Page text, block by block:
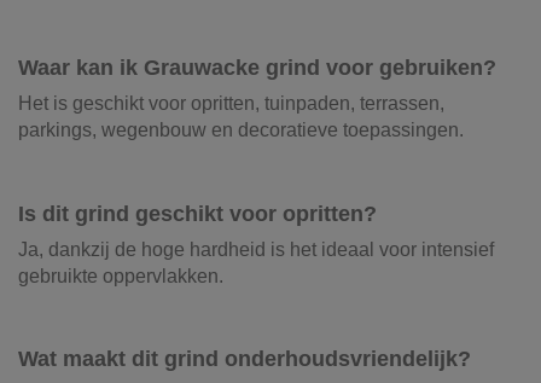
Waar kan ik Grauwacke grind voor gebruiken?
Het is geschikt voor opritten, tuinpaden, terrassen,
parkings, wegenbouw en decoratieve toepassingen.
Is dit grind geschikt voor opritten?
Ja, dankzij de hoge hardheid is het ideaal voor intensief
gebruikte oppervlakken.
Wat maakt dit grind onderhoudsvriendelijk?